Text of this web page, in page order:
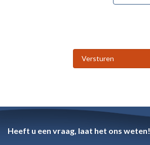
Versturen
Heeft u een vraag, laat het ons weten!